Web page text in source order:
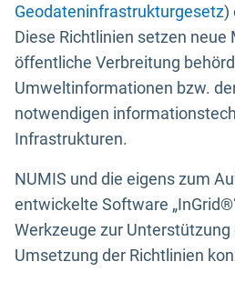
Geodateninfrastrukturgesetz)
Diese Richtlinien setzen neue
öffentliche Verbreitung
Umweltinformationen bzw.
notwendigen
Infrastrukturen.
NUMIS und die eigens zum
entwickelte Software
Werkzeuge zur
Umsetzung der Richtlinien